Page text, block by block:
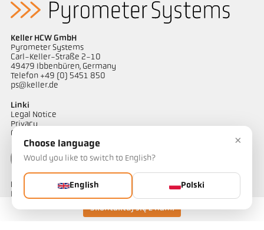
Skontaktuj się z nami
Keller HCW GmbH
Pyrometer Systems
Carl-Keller-Straße 2-10
49479 Ibbenbüren, Germany
Telefon +49 (0) 5451 850
ps@keller.de
Linki
Legal Notice
Privacy
GTC
Kontakt
Mają Państwo pytania dotyczące naszych rozwiązań do pomiaru
×
Choose language
Would you like to switch to English?
English Polski